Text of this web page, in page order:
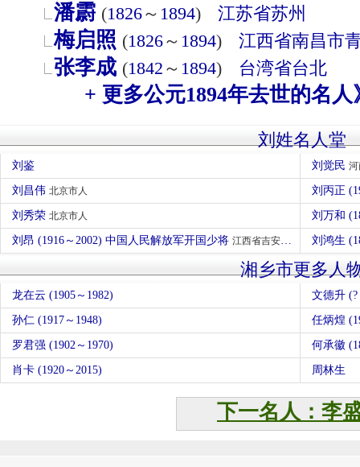
潘霨 (1826～ 1894) 江苏省苏州
梅启照 (1826～ 1894) 江西省南昌市
张李成 (1842 ～ 1894) 台湾省台北
+ 更多公元1894年去世的名人
刘姓名人堂
刘鉴 刘觉民
刘昌伟 北京市人 刘丙正
刘秀荣 北京市人 刘万和
刘昂 (1916～2002) 中国人民解放军开国少将 江西省吉安市青原区人 刘鸿生
湘乡市更多人
龙在云 (1905～1982) 文德升 (?
孙仁 (1917～1948) 任炳煌
罗君强 (1902～1970) 何承徽
肖卡 (1920～2015) 周林生
下一名人：李